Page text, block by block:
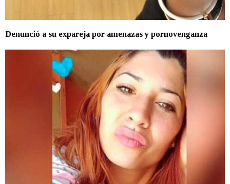
Denunció a su expareja por amenazas y pornovenganza